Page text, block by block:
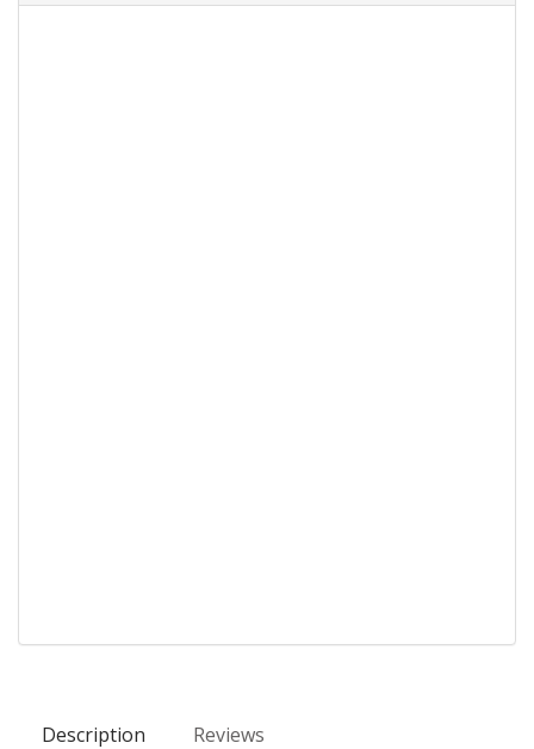
Description Reviews